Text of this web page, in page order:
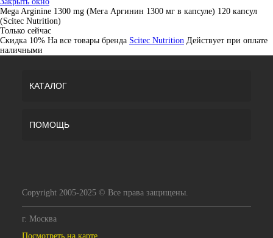
Mega Arginine 1300 mg (Мега Аргинин 1300 мг в капсуле) 120 капсул
(Scitec Nutrition)
Только сейчас
Скидка 10% На все товары брeнда Scitec Nutrition Действует при оплате
наличными
КАТАЛОГ
ПОМОЩЬ
Copyright 2005-2025 © Все права защищены.
г. Москва
Посмотреть на карте